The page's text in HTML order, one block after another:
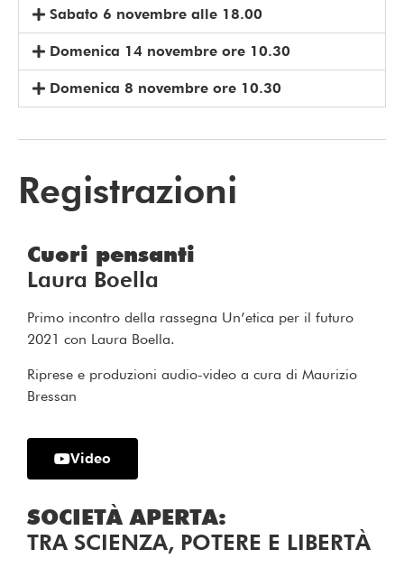
Sabato 6 novembre alle 18.00
Domenica 14 novembre ore 10.30
Domenica 8 novembre ore 10.30
Registrazioni
Cuori pensanti
Laura Boella
Primo incontro della rassegna Un’etica per il futuro
2021 con Laura Boella.
Riprese e produzioni audio-video a cura di Maurizio
Bressan
Video
SOCIETÀ APERTA:
TRA SCIENZA, POTERE E LIBERTÀ